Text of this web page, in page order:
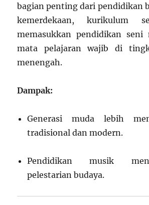
bagian penting dari pendidikan
kemerdekaan, kurikulum
memasukkan pendidikan seni
mata pelajaran wajib di
menengah.
Dampak:
Generasi muda lebih
tradisional dan modern.
Pendidikan musik
pelestarian budaya.